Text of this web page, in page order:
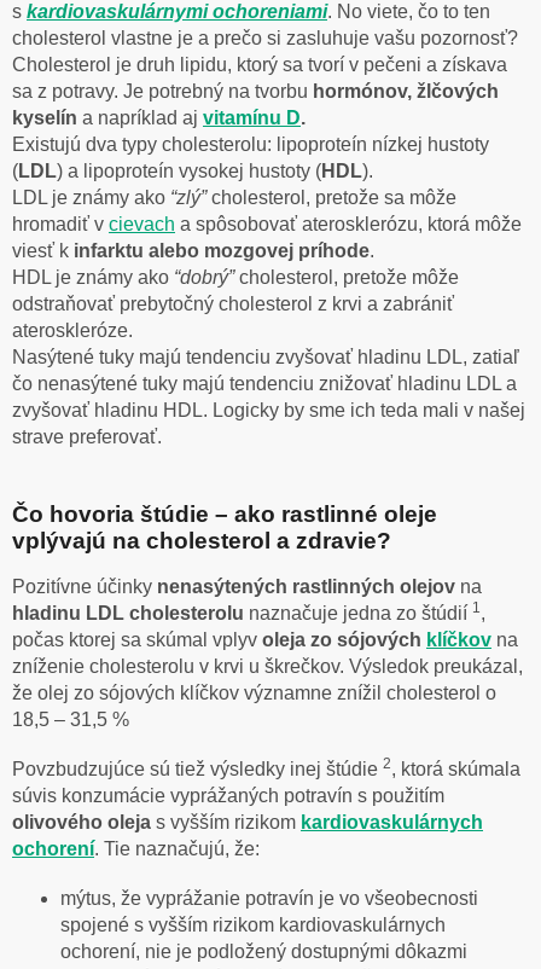
s kardiovaskulárnymi ochoreniami. No viete, čo to ten
cholesterol vlastne je a prečo si zasluhuje vašu pozornosť?
Cholesterol je druh lipidu, ktorý sa tvorí v pečeni a získava
sa z potravy. Je potrebný na tvorbu hormónov, žlčových
kyselín a napríklad aj vitamínu D.
Existujú dva typy cholesterolu: lipoproteín nízkej hustoty
(LDL) a lipoproteín vysokej hustoty (HDL).
LDL je známy ako “zlý”cholesterol, pretože sa môže
hromadiť v cievach a spôsobovať aterosklerózu, ktorá môže
viesť k infarktu alebo mozgovej príhode.
HDL je známy ako “dobrý”cholesterol, pretože môže
odstraňovať prebytočný cholesterol z krvi a zabrániť
ateroskleróze.
Nasýtené tuky majú tendenciu zvyšovať hladinu LDL, zatiaľ
čo nenasýtené tuky majú tendenciu znižovať hladinu LDL a
zvyšovať hladinu HDL. Logicky by sme ich teda mali v našej
strave preferovať.
Čo hovoria štúdie – ako rastlinné oleje
vplývajú na cholesterol a zdravie?
Pozitívne účinky nenasýtených rastlinných olejov na
hladinu LDL cholesterolu naznačuje jedna zo štúdií 1,
počas ktorej sa skúmal vplyv oleja zo sójových klíčkov na
zníženie cholesterolu v krvi u škrečkov. Výsledok preukázal,
že olej zo sójových klíčkov významne znížil cholesterol o
18,5 – 31,5 %
Povzbudzujúce sú tiež výsledky inej štúdie 2, ktorá skúmala
súvis konzumácie vyprážaných potravín s použitím
olivového oleja s vyšším rizikom kardiovaskulárnych
ochorení. Tie naznačujú, že:
mýtus, že vyprážanie potravín je vo všeobecnosti
spojené s vyšším rizikom kardiovaskulárnych
ochorení, nie je podložený dostupnými dôkazmi